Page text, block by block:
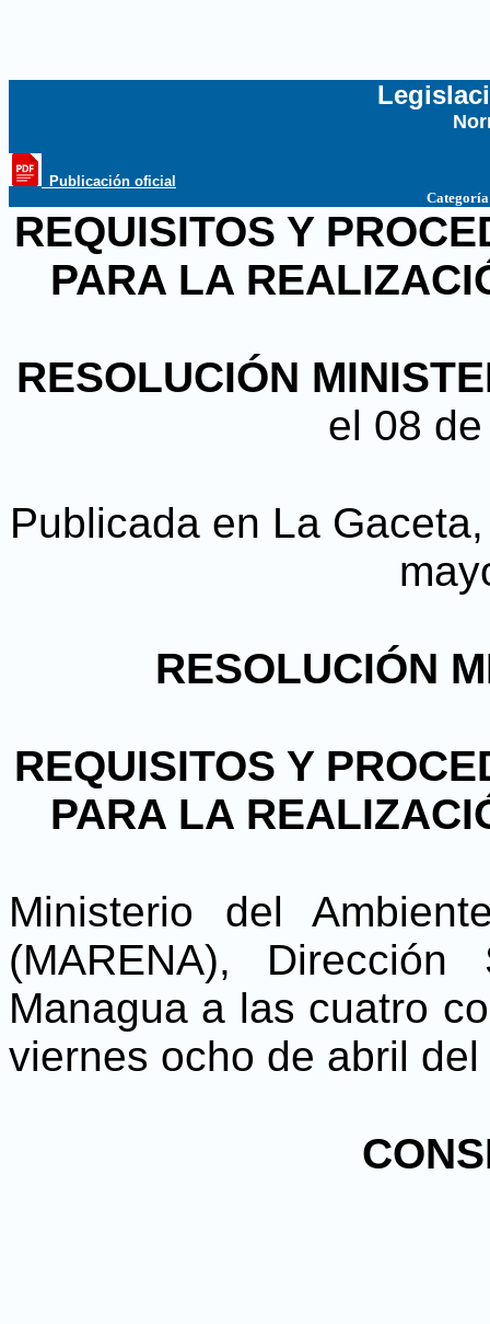
_Publicación oficial
REQUISITOS Y
PARA LA
RESOLUCIÓN
el 08
Publicada en La
RESOLUCIÓN
REQUISITOS Y
PARA LA
Ministerio del
(MARENA),
Managua a las cuatro
viernes ocho de abril